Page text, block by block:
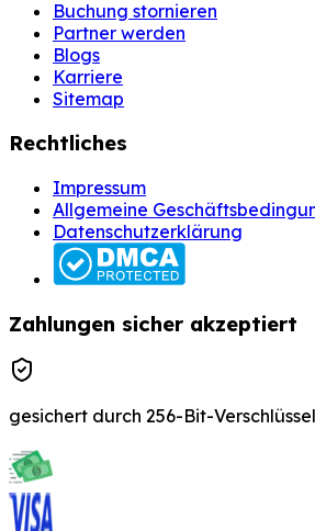
Buchung stornieren
Partner werden
Blogs
Karriere
Sitemap
Rechtliches
Impressum
Allgemeine
Datenschutzerklärung
Zahlungen sicher akzeptiert
gesichert durch 256-Bit-